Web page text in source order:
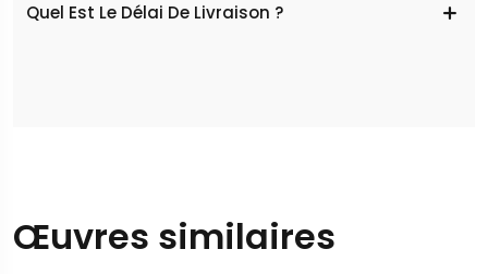
Quel Est Le Délai De Livraison ?
Œuvres similaires